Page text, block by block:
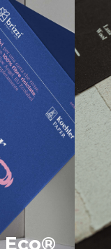
Eco®